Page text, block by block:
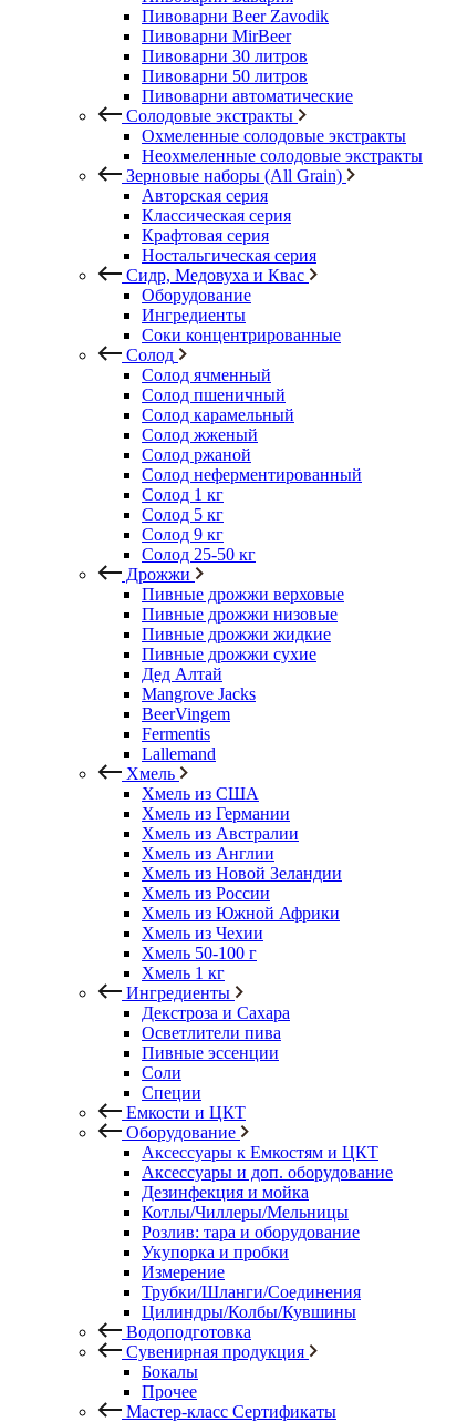
Пивоварни Beer Zavodik
Пивоварни MirBeer
Пивоварни 30 литров
Пивоварни 50 литров
Пивоварни автоматические
Солодовые экстракты
Охмеленные солодовые экстракты
Неохмеленные солодовые экстракты
Зерновые наборы (All Grain)
Авторская серия
Классическая серия
Крафтовая серия
Ностальгическая серия
Сидр, Медовуха и Квас
Оборудование
Ингредиенты
Соки концентрированные
Солод
Солод ячменный
Солод пшеничный
Солод карамельный
Солод жженый
Солод ржаной
Солод неферментированный
Солод 1 кг
Солод 5 кг
Солод 9 кг
Солод 25-50 кг
Дрожжи
Пивные дрожжи верховые
Пивные дрожжи низовые
Пивные дрожжи жидкие
Пивные дрожжи сухие
Дед Алтай
Mangrove Jacks
BeerVingem
Fermentis
Lallemand
Хмель
Хмель из США
Хмель из Германии
Хмель из Австралии
Хмель из Англии
Хмель из Новой Зеландии
Хмель из России
Хмель из Южной Африки
Хмель из Чехии
Хмель 50-100 г
Хмель 1 кг
Ингредиенты
Декстроза и Сахара
Осветлители пива
Пивные эссенции
Соли
Специи
Емкости и ЦКТ
Оборудование
Аксессуары к Емкостям и ЦКТ
Аксессуары и доп. оборудование
Дезинфекция и мойка
Котлы/Чиллеры/Мельницы
Розлив: тара и оборудование
Укупорка и пробки
Измерение
Трубки/Шланги/Соединения
Цилиндры/Колбы/Кувшины
Водоподготовка
Сувенирная продукция
Бокалы
Прочее
Мастер-класс Сертификаты